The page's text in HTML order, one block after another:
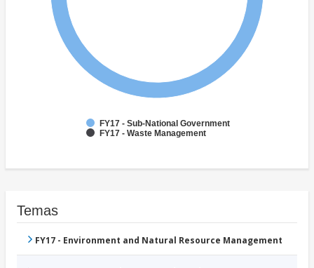
FY17 - Sub-National Government
FY17 - Waste Management
Temas
FY17 - Environment and Natural Resource Management